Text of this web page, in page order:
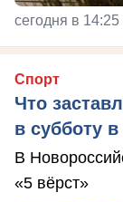
сегодня в 14:25
Спорт
Что
в субботу
В
«5 вёрст»